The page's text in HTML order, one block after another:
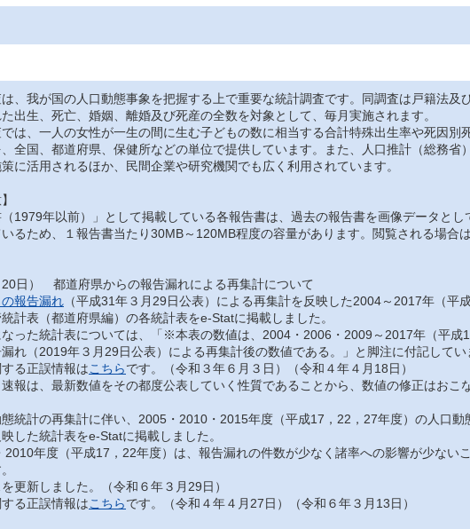
、我が国の人口動態事象を把握する上で重要な統計調査です。同調査は戸籍法及
出生、死亡、婚姻、離婚及び死産の全数を対象として、毎月実施されます。
は、一人の女性が一生の間に生む子どもの数に相当する合計特殊出生率や死因別
全国、都道府県、保健所などの単位で提供しています。また、人口推計（総務省
に活用されるほか、民間企業や研究機関でも広く利用されています。
1979年以前）」として掲載している各報告書は、過去の報告書を画像データとし
るため、１報告書当たり30MB～120MB程度の容量があります。閲覧される場合
20日） 都道府県からの報告漏れによる再集計について
報告漏れ （平成31年３月29日公表）による再集計を反映した2004～2017年（平
計表（都道府県編）の各統計表をe-Statに掲載しました。
った統計表については、「※本表の数値は、2004・2006・2009～2017年（平成
れ（2019年３月29日公表）による再集計後の数値である。」と脚注に付記してい
る正誤情報はこちらです。（令和３年６月３日）（令和４年４月18日）
報は、最新数値をその都度公表していく性質であることから、数値の修正はおこ
統計の再集計に伴い、2005・2010・2015年度（平成17，22，27年度）の人口動
した統計表をe-Statに掲載しました。
年度（平成17，22年度）は、報告漏れの件数が少なく諸率への影響が少ない
更新しました。（令和６年３月29日）
る正誤情報はこちらです。（令和４年４月27日）（令和６年３月13日）